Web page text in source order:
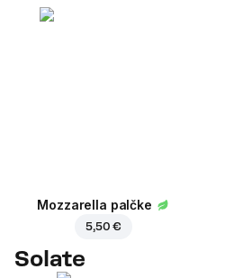
Mozzarella palčke
5,50 €
Solate